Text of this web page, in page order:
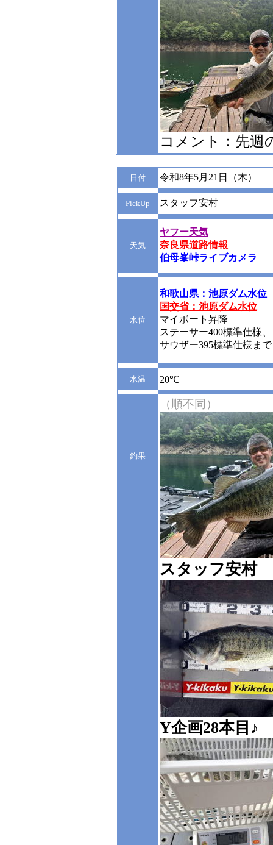
コメント：先週
日付 令和8年5月21日（木）
PickUp スタッフ安村
天気
ヤフー天気
奈良県道路情報
伯母峯峠ライブカメラ
水位
和歌山県：池原ダム水位
国交省：池原ダム水位
マイボート昇降
ステーサー400標準仕様、
サウザー395標準仕様まで
水温 20℃
釣果
（順不同）
スタッフ安村
Y企画28本目♪